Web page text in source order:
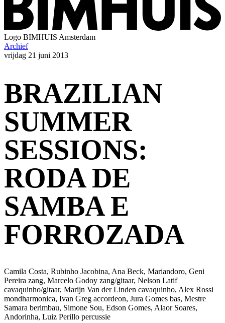
Logo BIMHUIS Amsterdam
Archief
vrijdag 21 juni 2013
BRAZILIAN
SUMMER
SESSIONS:
RODA DE
SAMBA E
FORROZADA
Camila Costa, Rubinho Jacobina, Ana Beck, Mariandoro, Geni
Pereira zang, Marcelo Godoy zang/gitaar, Nelson Latif
cavaquinho/gitaar, Marijn Van der Linden cavaquinho, Alex Rossi
mondharmonica, Ivan Greg accordeon, Jura Gomes bas, Mestre
Samara berimbau, Simone Sou, Edson Gomes, Alaor Soares,
Andorinha, Luiz Perillo percussie